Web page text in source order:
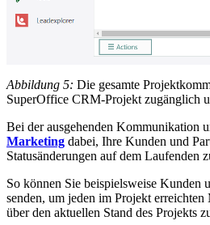
Abbildung 5: Die gesamte
SuperOffice CRM-Projekt zugänglich
Bei der ausgehenden Kommunikation
Marketing dabei, Ihre Kunden und
Statusänderungen auf dem Laufenden
So können Sie beispielsweise Kunden
senden, um jeden im Projekt
über den aktuellen Stand des Projekts